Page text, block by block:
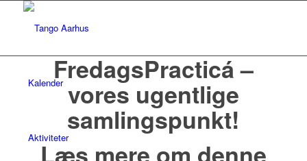
Kalender
Aktiviteter
FredagsPracticá –
vores ugentlige
samlingspunkt!
Læs mere om denne